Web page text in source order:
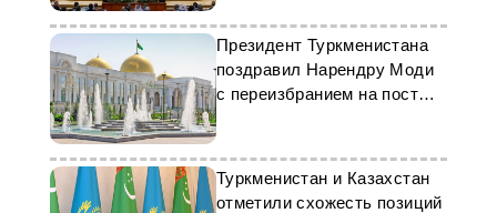
Президент Туркменистана
поздравил Нарендру Моди
с переизбранием на пост
премьера Индии
Туркменистан и Казахстан
отметили схожесть позиций